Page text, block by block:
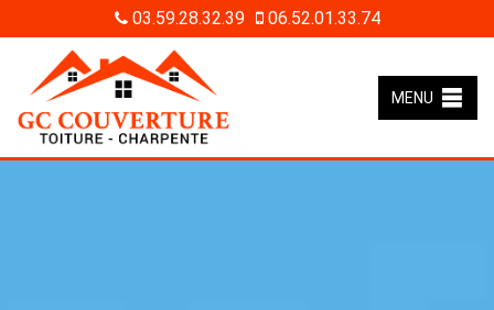
03.59.28.32.39 06.52.01.33.74
MENU